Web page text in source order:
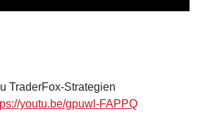
TraderFox-Strategien
youtu.be/gpuwl-FAPPQ